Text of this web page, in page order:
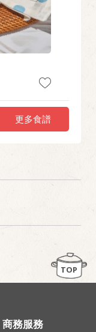
更多食譜
TOP
商務服務